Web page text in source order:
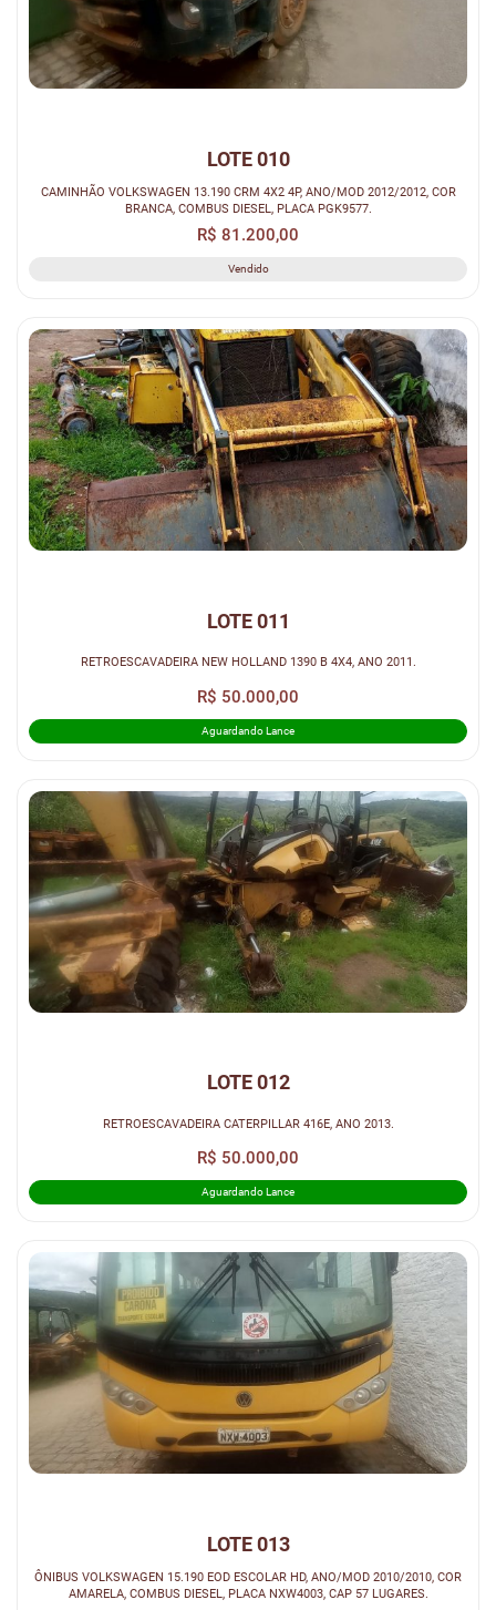
LOTE 010
CAMINHÃO VOLKSWAGEN 13.190 CRM 4X2 4P, ANO/MOD 2012/2012, COR
BRANCA, COMBUS DIESEL, PLACA PGK9577.
R$ 81.200,00
Vendido
LOTE 011
RETROESCAVADEIRA NEW HOLLAND 1390 B 4X4, ANO 2011.
R$ 50.000,00
Aguardando Lance
LOTE 012
RETROESCAVADEIRA CATERPILLAR 416E, ANO 2013.
R$ 50.000,00
Aguardando Lance
LOTE 013
ÔNIBUS VOLKSWAGEN 15.190 EOD ESCOLAR HD, ANO/MOD 2010/2010, COR
AMARELA, COMBUS DIESEL, PLACA NXW4003, CAP 57 LUGARES.